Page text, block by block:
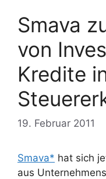
Smava
von
Kredite
19. Februar 2011
Smava* hat sich
aus